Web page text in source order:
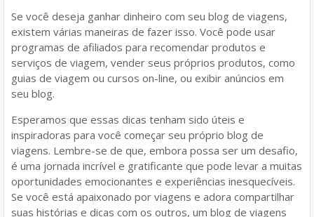
Se você deseja ganhar dinheiro com seu blog de viagens,
existem várias maneiras de fazer isso. Você pode usar
programas de afiliados para recomendar produtos e
serviços de viagem, vender seus próprios produtos, como
guias de viagem ou cursos on-line, ou exibir anúncios em
seu blog.
Esperamos que essas dicas tenham sido úteis e
inspiradoras para você começar seu próprio blog de
viagens. Lembre-se de que, embora possa ser um desafio,
é uma jornada incrível e gratificante que pode levar a muitas
oportunidades emocionantes e experiências inesquecíveis.
Se você está apaixonado por viagens e adora compartilhar
suas histórias e dicas com os outros, um blog de viagens